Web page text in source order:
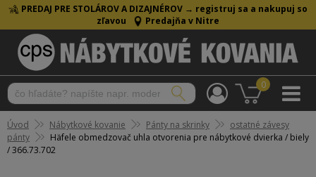
PREDAJ PRE STOLÁROV A DIZAJNÉROV → registruj sa a nakupuj so
zľavou
Predajňa v Nitre
0
Úvod Nábytkové kovanie Pánty na skrinky
ostatné závesy
pánty
Häfele obmedzovač uhla otvorenia pre nábytkové dvierka / biely
/ 366.73.702